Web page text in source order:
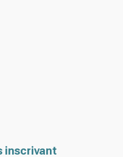
inscrivant